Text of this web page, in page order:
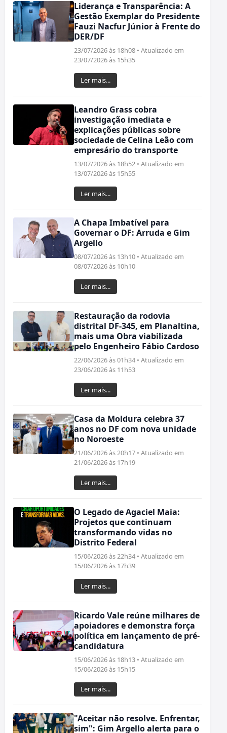
Liderança e Transparência: A
Gestão Exemplar do Presidente
Fauzi Nacfur Júnior à Frente do
DER/DF
23/07/2026 às 18h08 • Atualizado em
23/07/2026 às 15h35
Ler mais...
Leandro Grass cobra
investigação imediata e
explicações públicas sobre
sociedade de Celina Leão com
empresário do transporte
13/07/2026 às 18h52 • Atualizado em
13/07/2026 às 15h55
Ler mais...
A Chapa Imbatível para
Governar o DF: Arruda e Gim
Argello
08/07/2026 às 13h10 • Atualizado em
08/07/2026 às 10h10
Ler mais...
Restauração da rodovia
distrital DF-345, em Planaltina,
mais uma Obra viabilizada
pelo Engenheiro Fábio Cardoso
22/06/2026 às 01h34 • Atualizado em
23/06/2026 às 11h53
Ler mais...
Casa da Moldura celebra 37
anos no DF com nova unidade
no Noroeste
21/06/2026 às 20h17 • Atualizado em
21/06/2026 às 17h19
Ler mais...
O Legado de Agaciel Maia:
Projetos que continuam
transformando vidas no
Distrito Federal
15/06/2026 às 22h34 • Atualizado em
15/06/2026 às 17h39
Ler mais...
Ricardo Vale reúne milhares de
apoiadores e demonstra força
política em lançamento de pré-
candidatura
15/06/2026 às 18h13 • Atualizado em
15/06/2026 às 15h15
Ler mais...
"Aceitar não resolve. Enfrentar,
sim": Gim Argello alerta para o